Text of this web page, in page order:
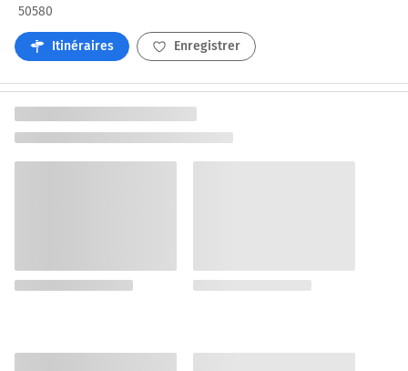
50580
Itinéraires Enregistrer